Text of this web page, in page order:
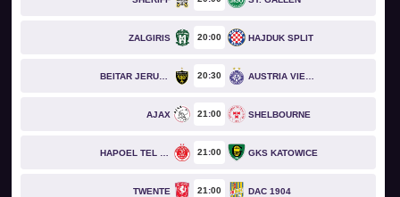
ZALGIRIS 20 00 HAJDUK SPLIT
BEITAR JERUSALEM 20 30
AJAX 21 00 SHELBOURNE
21 00 GKS KATOWICE
TWENTE 21 00 DAC 1904